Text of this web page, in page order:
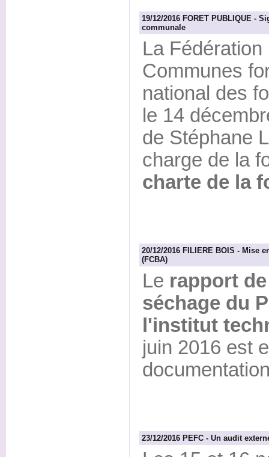
19/12/2016 FORET PUBLIQUE -
communale
La
Communes
national des
le 14
de Stéphane
charge de la
charte de la
20/12/2016 FILIERE BOIS - Mise
(FCBA)
Le rapport
séchage du
l'institut
juin 2016 est
23/12/2016 PEFC - Un audit